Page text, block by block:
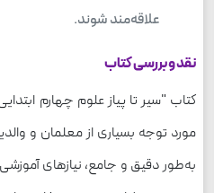
علاقه‌مند شوند.
نقد و بررسی کتاب
کتاب "سیر تا پیاز علوم چهارم
مورد توجه بسیاری از معلمان و
به‌طور دقیق و جامع، نیازهای